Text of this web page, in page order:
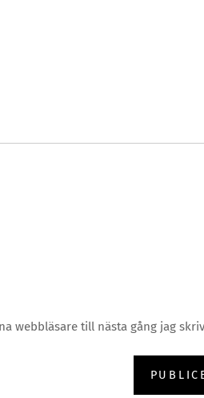
webbläsare till nästa gång jag